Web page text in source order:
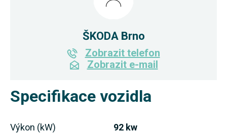
Specifikace vozidla
Výkon (kW)
92 kw
ŠKODA Brno
Zobrazit telefon
Zobrazit e-mail